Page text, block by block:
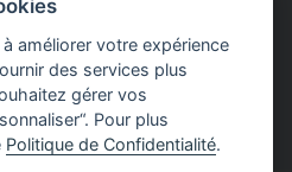
du fonctionnement des
améliorer votre expérience
des services plus
gérer vos
Pour plus
Politique de Confidentialité.